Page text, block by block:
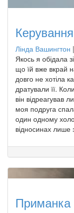
Лінда Вашингтон |
Якось я обідала
що їй вже вкрай
довго не хотіла
дратували її.
він відреагував
моя подруга
один одному
відносинах лише
Приманка